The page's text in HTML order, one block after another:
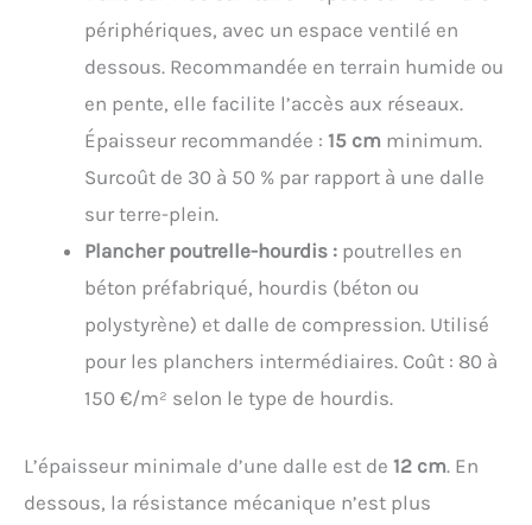
périphériques, avec un espace ventilé en
dessous. Recommandée en terrain humide ou
en pente, elle facilite l’accès aux réseaux.
Épaisseur recommandée : 15 cm minimum.
Surcoût de 30 à 50 % par rapport à une dalle
sur terre-plein.
Plancher poutrelle-hourdis : poutrelles en
béton préfabriqué, hourdis (béton ou
polystyrène) et dalle de compression. Utilisé
pour les planchers intermédiaires. Coût : 80 à
150 €/m² selon le type de hourdis.
L’épaisseur minimale d’une dalle est de 12 cm. En
dessous, la résistance mécanique n’est plus